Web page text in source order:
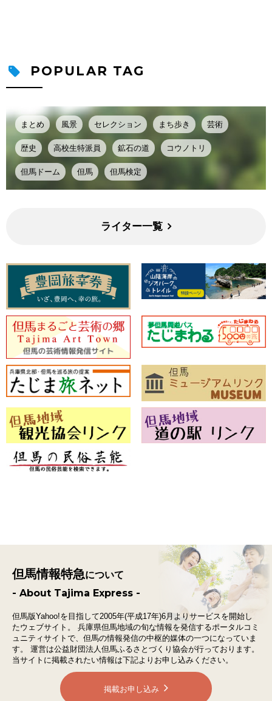
POPULAR TAG
まとめ 風景 セレクション まち歩き 芸術
歴史 高校生特派員 鉱石の道 コウノトリ
但馬ドーム 但馬 但馬検定
ライター一覧
但馬情報特急について
- About Tajima Express -
但馬版Yahoo!を目指して2005年(平成17年)6月よりサービスを開始し
たウェブサイト。
兵庫県但馬地域の旬な情報を発信するポータルコミ
ュニティサイトで、 但馬の情報発信の中枢的媒体の一つになっていま
す。
運営は公益財団法人但馬ふるさとづくり協会が行っております。
当サイトに掲載されたい情報は下記よりお申し込みください。
掲載お申し込み